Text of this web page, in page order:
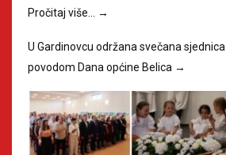
Pročitaj više… →
U Gardinovcu održana svečana sjednica
povodom Dana općine Belica →